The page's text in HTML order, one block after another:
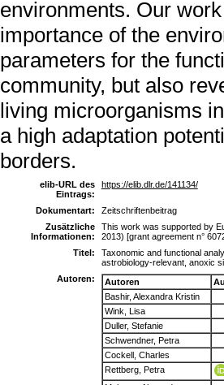
environments. Our
importance of the
parameters for the
community, but also
living microorganisms
a high adaptation
borders.
elib-URL des
Eintrags:
https://elib.dlr.de/141134/
Dokumentart:
Zeitschriftenbeitrag
Zusätzliche
Informationen:
This work was supported by
2013) [grant agreement n°
Titel:
Taxonomic and functional
astrobiology-relevant, anoxic
Autoren:
Autoren
Bashir, Alexandra Kristin
Wink, Lisa
Duller, Stefanie
Schwendner, Petra
Cockell, Charles
Rettberg, Petra